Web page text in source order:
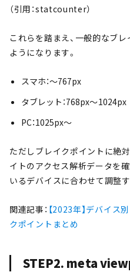
（引用：statcounter）
これらを踏まえ、一般的なブ
ようになります。
スマホ：〜767px
タブレット：768px〜1024px
PC：1025px〜
ただしブレイクポイントに絶
イトのアクセス解析データを
いるデバイスに合わせて調整
関連記事： 【2023年】デバイス
クポイントまとめ
STEP2. meta